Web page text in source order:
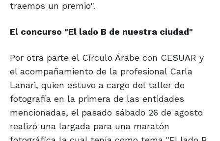
traemos un premio".
El concurso "El lado B de nuestra ciudad"
Por otra parte el Círculo Árabe con CESUAR y
el acompañamiento de la profesional Carla
Lanari, quien estuvo a cargo del taller de
fotografía en la primera de las entidades
mencionadas, el pasado sábado 26 de agosto
realizó una largada para una maratón